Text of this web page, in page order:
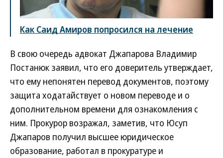
Как Саид Амиров попросился на лечение
В свою очередь адвокат Джапарова Владимир
Постанюк заявил, что его доверитель утверждает,
что ему непонятен перевод документов, поэтому
защита ходатайствует о новом переводе и о
дополнительном времени для ознакомления с
ним. Прокурор возражал, заметив, что Юсуп
Джапаров получил высшее юридическое
образование, работал в прокуратуре и